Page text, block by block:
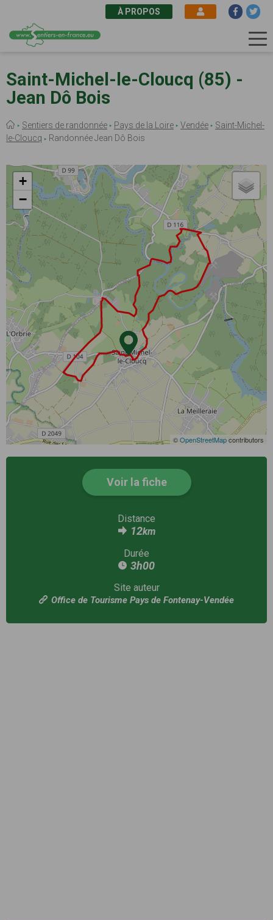
au
contenu
principal
À PROPOS
Saint-Michel-le-Cloucq (85) -
Jean Dô Bois
Fil
d'Ariane
Sentiers de randonnée Pays de la Loire Vendée
Saint-Michel-
le-Cloucq
Randonnée Jean Dô Bois
+
−
©OpenStreetMapcontributors
Voir la fiche
Distance
12km
Durée
3h00
Site auteur
Office de Tourisme Pays de Fontenay-Vendée